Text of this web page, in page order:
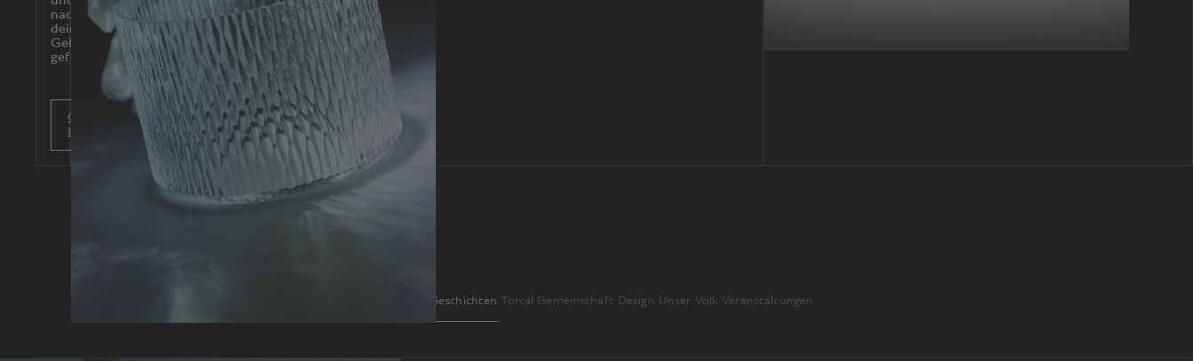
nach
deinem
Gefühl
geformt.
GESCHICHTE
LESEN
Neueste Geschichten Torcal Gemeinschaft Design Unser Volk Veranstaltungen